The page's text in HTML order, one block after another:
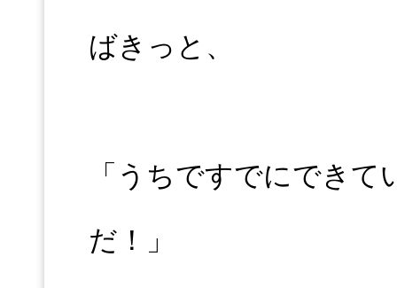
ばきっと、
「うちですでにでき
だ！」